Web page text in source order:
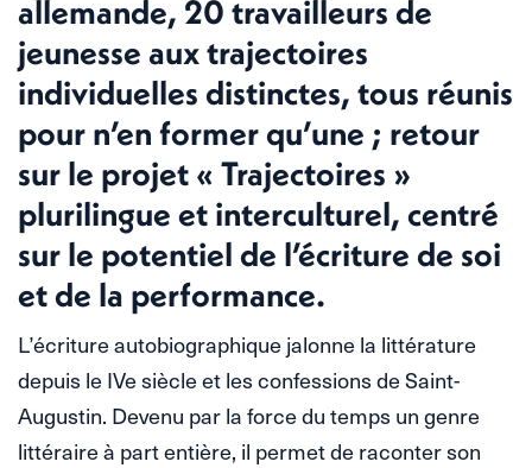
allemande, 20 travailleurs de
jeunesse aux trajectoires
individuelles distinctes, tous réunis
pour n’en former qu’une ; retour
sur le projet « Trajectoires »
plurilingue et interculturel, centré
sur le potentiel de l’écriture de soi
et de la performance.
L’écriture autobiographique jalonne la littérature
depuis le IVe siècle et les confessions de Saint-
Augustin. Devenu par la force du temps un genre
littéraire à part entière, il permet de raconter son